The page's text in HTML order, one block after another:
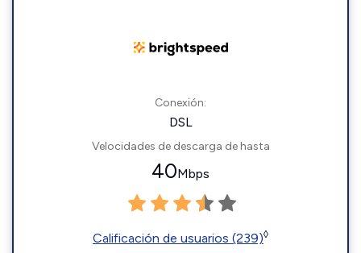
Conexión:
DSL
Velocidades de descarga de hasta
40Mbps
Calificación de usuarios (239)◊